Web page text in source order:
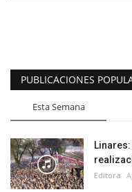
PUBLICACIONES
Esta Semana
Editora